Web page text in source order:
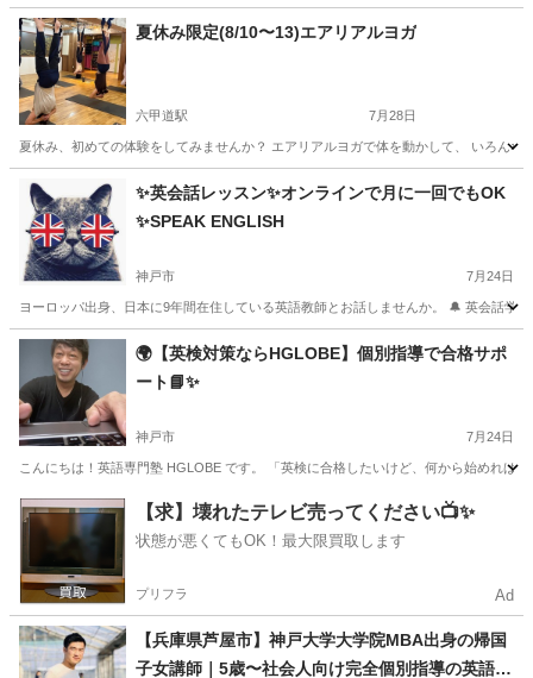
兵庫 宝塚市 雲雀丘花屋敷駅 サークル
夏休み限定(8/10〜13)エアリアルヨガ
六甲道駅 7月28日
夏休み、初めての体験をしてみませんか？ エアリアルヨガで体を動かして、 いろん
兵庫 神戸市 六甲道駅 エアリアル
✨英会話レッスン✨オンラインで月に一回でもOK
✨SPEAK ENGLISH
神戸市 7月24日
ヨーロッパ出身、日本に9年間在住している英語教師とお話しませんか。 🔔 英会話
兵庫 神戸市 英語 フォニックス
🌍【英検対策ならHGLOBE】個別指導で合格サポ
ート📘✨
神戸市 7月24日
こんにちは！英語専門塾 HGLOBE です。 「英検に合格したいけど、何から始めれ
兵庫 神戸市 英検 オンライン
【求】壊れたテレビ売ってください📺✨
状態が悪くてもOK！最大限買取します
プリフラ Ad
【兵庫県芦屋市】神戸大学大学院MBA出身の帰国
子女講師｜5歳〜社会人向け完全個別指導の英語教